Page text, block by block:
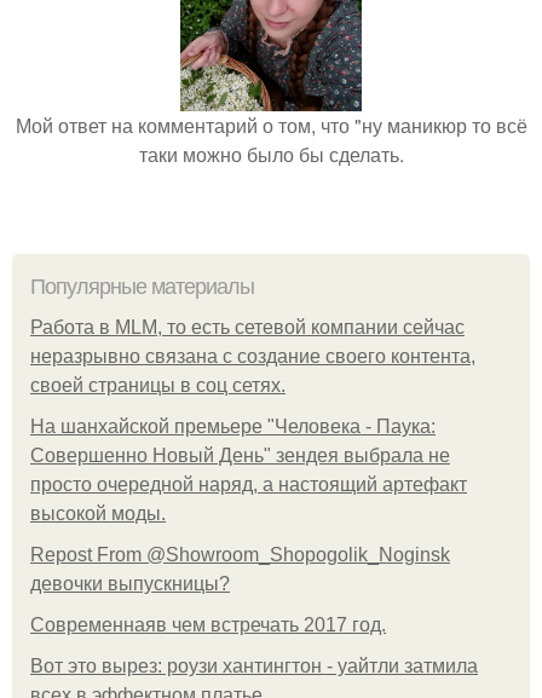
Мой ответ на комментарий о том, что "ну маникюр то всё
таки можно было бы сделать.
Популярные материалы
Работа в MLM, то есть сетевой компании сейчас
неразрывно связана с создание своего контента,
своей страницы в соц сетях.
На шанхайской премьере "Человека - Паука:
Совершенно Новый День" зендея выбрала не
просто очередной наряд, а настоящий артефакт
высокой моды.
Repost From @Showroom_Shopogolik_Noginsk
девочки выпускницы?
Современнаяв чем встречать 2017 год.
Вот это вырез: роузи хантингтон - уайтли затмила